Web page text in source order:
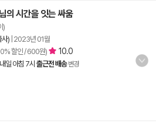
의 시간을 잇는 싸움
)
사) 2023년 01월
할인 / 600원) 10.0
내일 아침 7시 출근전 배송 변경